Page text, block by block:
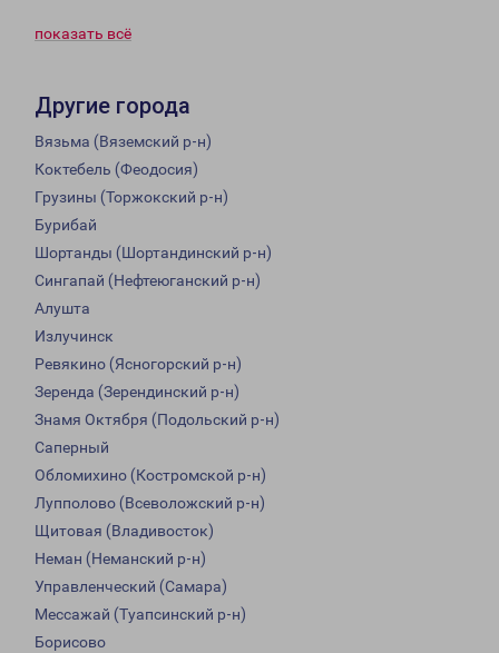
показать всё
Другие города
Вязьма (Вяземский р-н)
Коктебель (Феодосия)
Грузины (Торжокский р-н)
Бурибай
Шортанды (Шортандинский р-н)
Сингапай (Нефтеюганский р-н)
Алушта
Излучинск
Ревякино (Ясногорский р-н)
Зеренда (Зерендинский р-н)
Знамя Октября (Подольский р-н)
Саперный
Обломихино (Костромской р-н)
Лупполово (Всеволожский р-н)
Щитовая (Владивосток)
Неман (Неманский р-н)
Управленческий (Самара)
Мессажай (Туапсинский р-н)
Борисово